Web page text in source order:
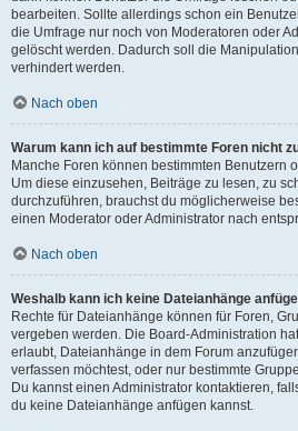
bearbeiten. Sollte allerdings schon ein
die Umfrage nur noch von Moderatoren oder
gelöscht werden. Dadurch soll die
verhindert werden.
Nach oben
Warum kann ich auf bestimmte Foren nicht
Manche Foren können bestimmten Benutzern
Um diese einzusehen, Beiträge zu lesen, zu
durchzuführen, brauchst du möglicherweise
einen Moderator oder Administrator nach
Nach oben
Weshalb kann ich keine Dateianhänge
Rechte für Dateianhänge können für Foren,
vergeben werden. Die Board-Administration
erlaubt, Dateianhänge in dem Forum
verfassen möchtest, oder nur bestimmte
Du kannst einen Administrator kontaktieren,
du keine Dateianhänge anfügen kannst.